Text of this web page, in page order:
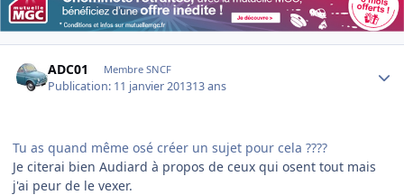
ADC01 Membre SNCF
Publication: 11 janvier 201313 ans
Tu as quand même osé créer un sujet pour cela ????
Je citerai bien Audiard à propos de ceux qui osent tout mais
j'ai peur de le vexer.